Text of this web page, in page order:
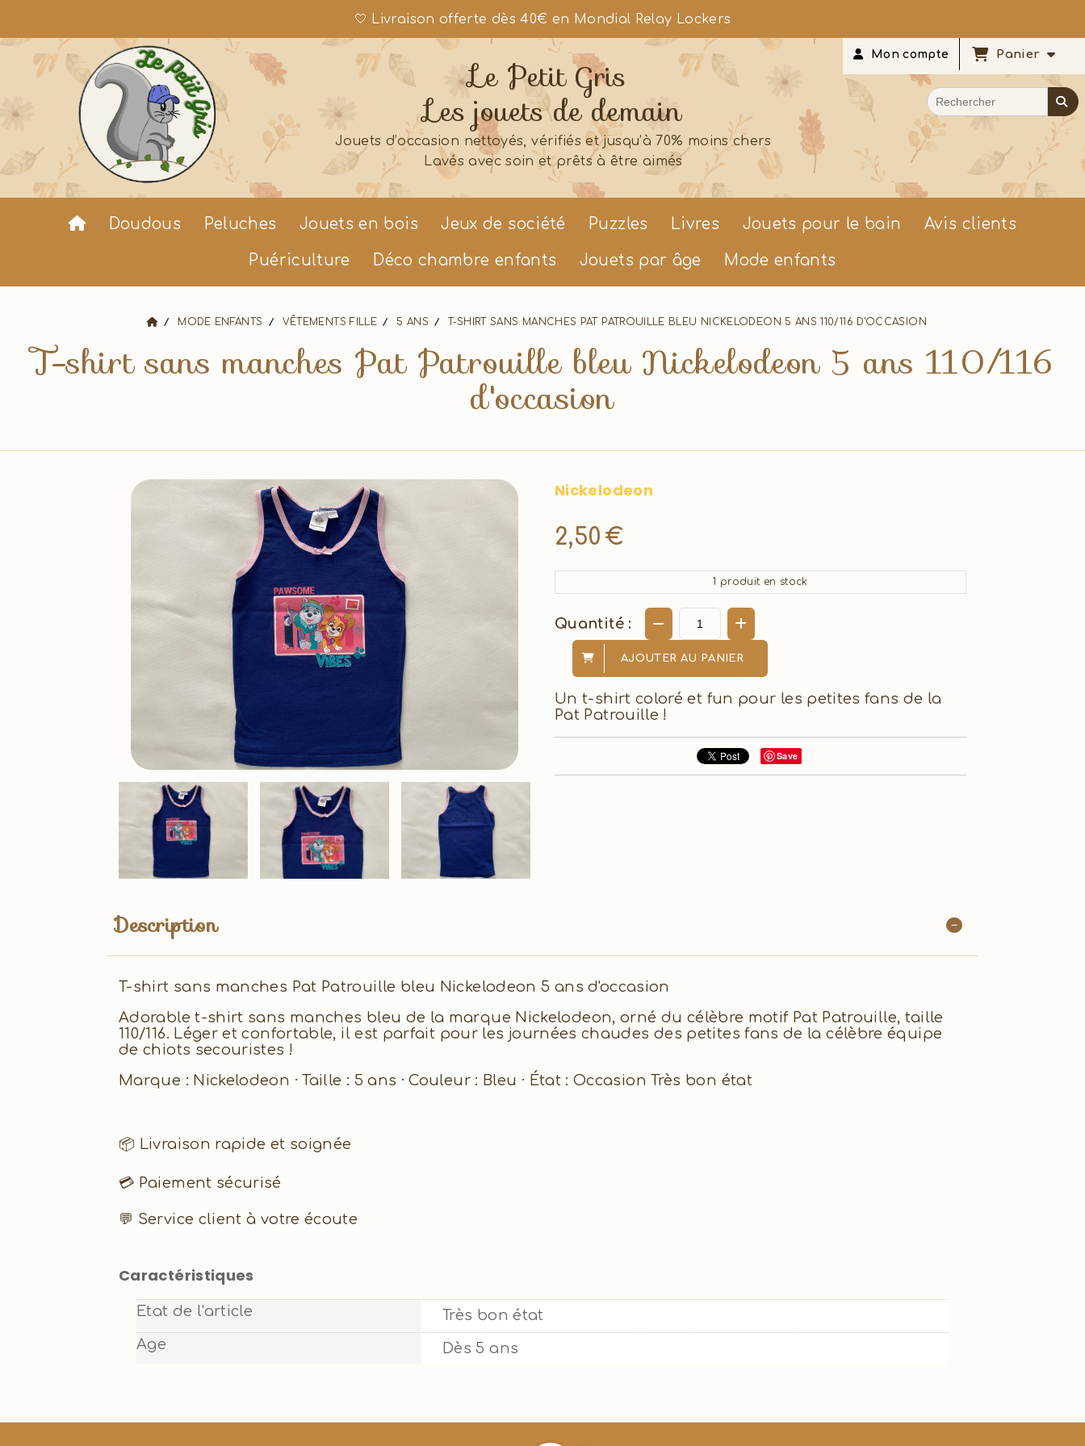
🤍 Livraison offerte dès 40€ en Mondial Relay Lockers
Le Petit Gris
Les jouets de demain
Jouets d’occasion nettoyés, vérifiés et jusqu’à 70% moins chers
Lavés avec soin et prêts à être aimés
Mon compte Panier
Doudous Peluches Jouets en bois Jeux de société Puzzles Livres Jouets pour le bain Avis clients
Puériculture Déco chambre enfants Jouets par âge Mode enfants
MODE ENFANTS VÊTEMENTS FILLE 5 ANS T-SHIRT SANS MANCHES PAT PATROUILLE BLEU NICKELODEON 5 ANS 110/116 D'OCCASION
T-shirt sans manches Pat Patrouille bleu Nickelodeon 5 ans 110/116
d'occasion
Nickelodeon
2,50 €
1 produit en stock
Quantité :
AJOUTER AU PANIER
Un t-shirt coloré et fun pour les petites fans de la
Pat Patrouille !
Save
Description
T-shirt sans manches Pat Patrouille bleu Nickelodeon 5 ans d'occasion
Adorable t-shirt sans manches bleu de la marque Nickelodeon, orné du célèbre motif Pat Patrouille, taille
110/116. Léger et confortable, il est parfait pour les journées chaudes des petites fans de la célèbre équipe
de chiots secouristes !
Marque : Nickelodeon · Taille : 5 ans · Couleur : Bleu · État : Occasion Très bon état
📦 Livraison rapide et soignée
💳 Paiement sécurisé
💬 Service client à votre écoute
Caractéristiques
Etat de l'article
Très bon état
Age
Dès 5 ans